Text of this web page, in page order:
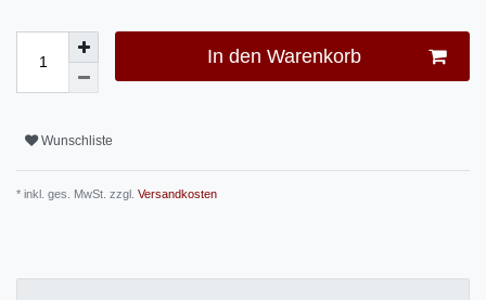
In den Warenkorb
Wunschliste
* inkl. ges. MwSt. zzgl. Versandkosten